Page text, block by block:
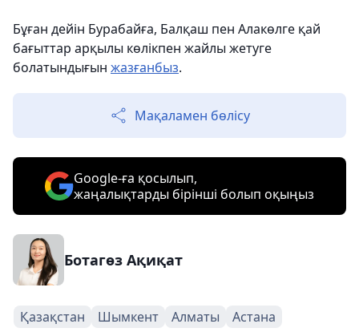
Бұған дейін Бурабайға, Балқаш пен Алакөлге қай
бағыттар арқылы көлікпен жайлы жетуге
болатындығын жазғанбыз.
Мақаламен бөлісу
Google-ға қосылып,
жаңалықтарды бірінші болып оқыңыз
Ботагөз Ақиқат
Қазақстан Шымкент Алматы Астана